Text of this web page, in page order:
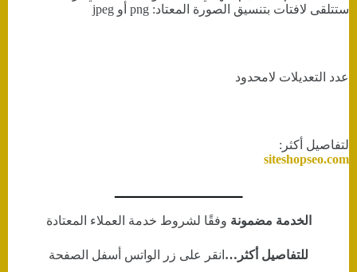
ستتلقى لافتات بتنسيق الصورة المعتاد: png أو jpeg
عدد التعديلات لامحدود
لتفاصيل أكثر:
siteshopseo.com
ــــــــــــــــــــــــــــــــ
الخدمة مضمونة وفقًا لشروط خدمة العملاء المعتادة
للتفاصيل أكثر… انقر على زر الواتس أسفل الصفحة